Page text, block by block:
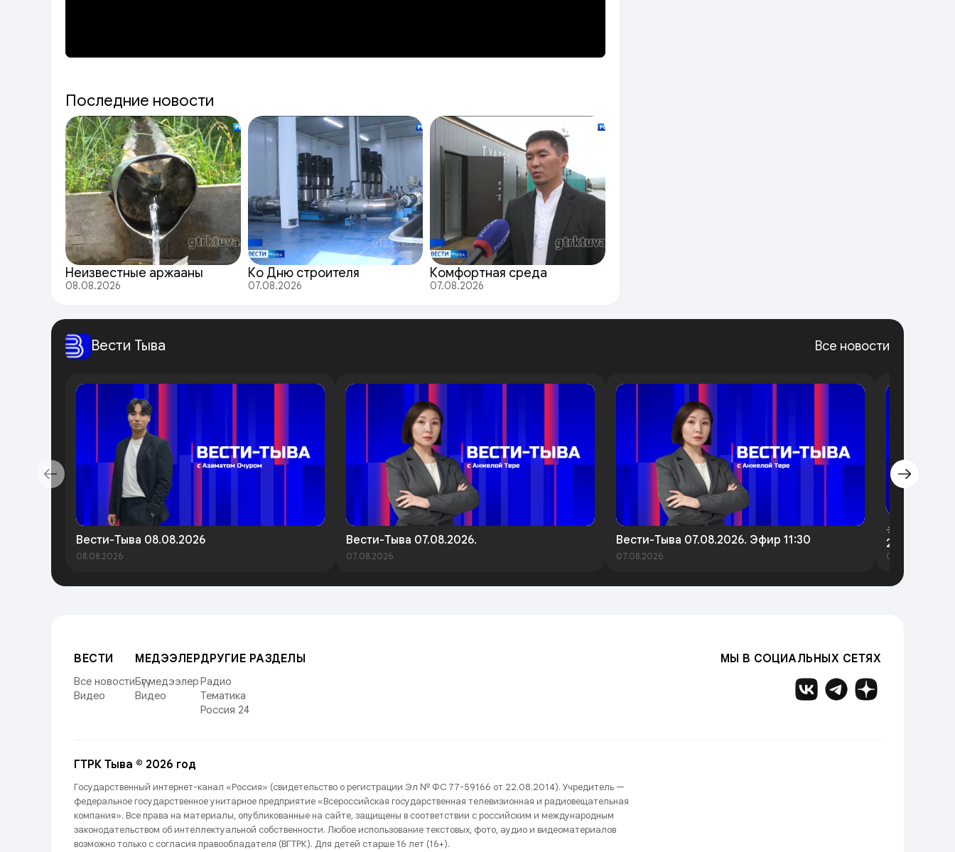
Последние новости
Неизвестные аржааны
08.08.2026
Ко Дню строителя
07.08.2026
Комфортная среда
07.08.2026
Вести Тыва Все новости
Вести-Тыва 08.08.2026
08.08.2026
Вести-Тыва 07.08.2026.
07.08.2026
Вести-Тыва 07.08.2026. Эфир 11:30
07.08.2026
☀️Утренний
2026 года
07.08.2026
ВЕСТИ
Все новости
Видео
МЕДЭЭЛЕР
Бүгү медээлер
Видео
ДРУГИЕ РАЗДЕЛЫ
Радио
Тематика
Россия 24
МЫ В СОЦИАЛЬНЫХ СЕТЯХ
ГТРК Тыва © 2026 год
Государственный интернет-канал «Россия» (свидетельство о регистрации Эл № ФС 77-59166 от 22.08.2014). Учредитель —
федеральное государственное унитарное предприятие «Всероссийская государственная телевизионная и радиовещательная
компания». Все права на материалы, опубликованные на сайте, защищены в соответствии с российским и международным
законодательством об интеллектуальной собственности. Любое использование текстовых, фото, аудио и видеоматериалов
возможно только с согласия правообладателя (ВГТРК). Для детей старше 16 лет (16+).